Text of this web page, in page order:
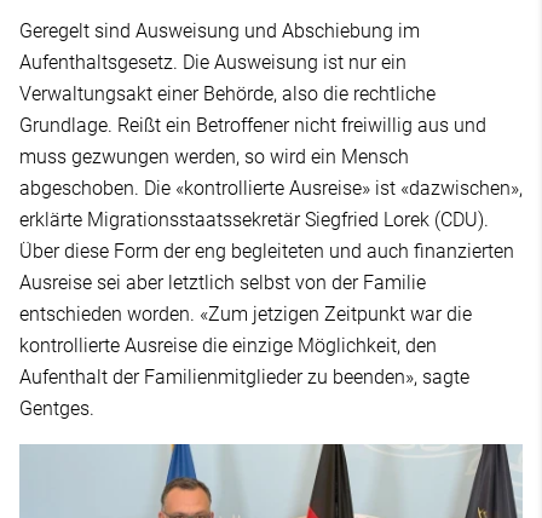
Geregelt sind Ausweisung und Abschiebung im
Aufenthaltsgesetz. Die Ausweisung ist nur ein
Verwaltungsakt einer Behörde, also die rechtliche
Grundlage. Reißt ein Betroffener nicht freiwillig aus und
muss gezwungen werden, so wird ein Mensch
abgeschoben. Die «kontrollierte Ausreise» ist «dazwischen»,
erklärte Migrationsstaatssekretär Siegfried Lorek (CDU).
Über diese Form der eng begleiteten und auch finanzierten
Ausreise sei aber letztlich selbst von der Familie
entschieden worden. «Zum jetzigen Zeitpunkt war die
kontrollierte Ausreise die einzige Möglichkeit, den
Aufenthalt der Familienmitglieder zu beenden», sagte
Gentges.